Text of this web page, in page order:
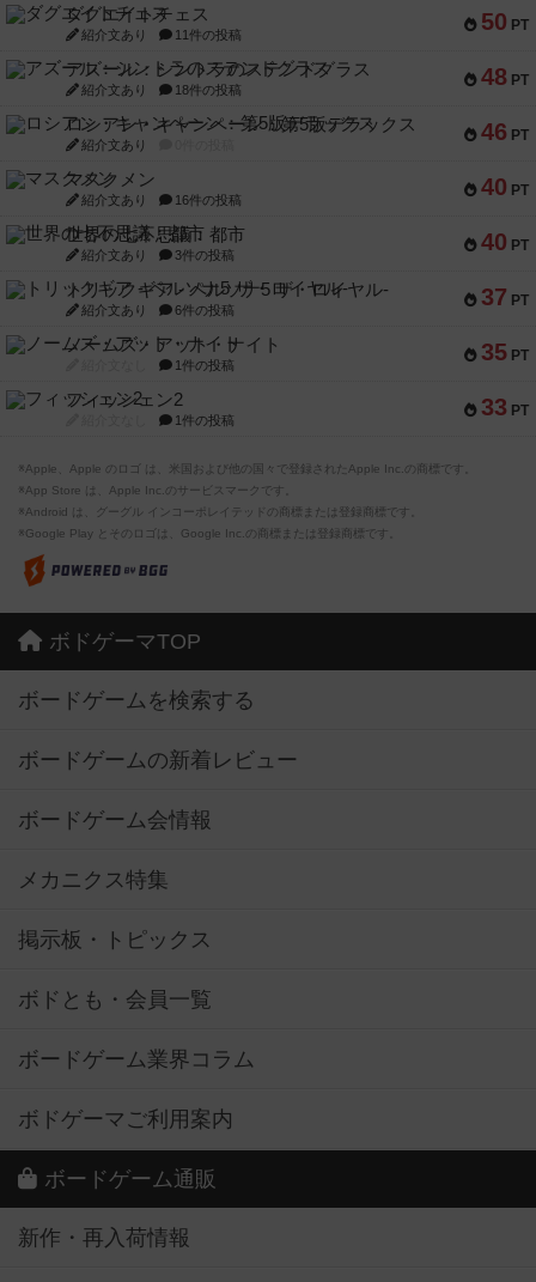
50 PT
ダグエイトチェス
紹介文あり 11件の投稿
48 PT
アズール：シントラのステンドグラス
紹介文あり 18件の投稿
46 PT
ロシアン・キャンペーン：第5版デラックス
紹介文あり
40 PT
マスクメン
紹介文あり 16件の投稿
40 PT
世界の七不思議：都市
紹介文あり 3件の投稿
37 PT
トリックギア - ペルソナ5 ザ・ロイヤル-
紹介文あり 6件の投稿
35 PT
ノームズ・アット・ナイト
1件の投稿
33 PT
フィッシェン2
1件の投稿
※Apple、Apple のロゴ は、米国および他の国々で登録されたApple Inc.の商標です。
※App Store は、Apple Inc.のサービスマークです。
※Android は、グーグル インコーポレイテッドの商標または登録商標です。
※Google Play とそのロゴは、Google Inc.の商標または登録商標です。
ボドゲーマTOP
ボードゲームを検索する
ボードゲームの新着レビュー
ボードゲーム会情報
メカニクス特集
掲示板・トピックス
ボドとも・会員一覧
ボードゲーム業界コラム
ボドゲーマご利用案内
ボードゲーム通販
新作・再入荷情報